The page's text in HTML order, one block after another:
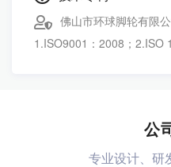
佛山市环球脚轮有限
1.ISO9001：2008；2.ISO
公
专业设计、研